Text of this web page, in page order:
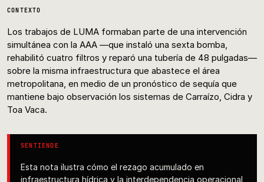
CONTEXTO
Los trabajos de LUMA formaban parte de una intervención
simultánea con la AAA —que instaló una sexta bomba,
rehabilitó cuatro filtros y reparó una tubería de 48 pulgadas—
sobre la misma infraestructura que abastece el área
metropolitana, en medio de un pronóstico de sequía que
mantiene bajo observación los sistemas de Carraízo, Cidra y
Toa Vaca.
SENTIENDE
Esta nota ilustra cómo el rezago acumulado en
infraestructura hídrica y la interdependencia operacional